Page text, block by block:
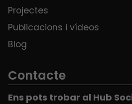
Projectes
Publicacions i vídeos
Blog
Contacte
Ens pots trobar al Hub